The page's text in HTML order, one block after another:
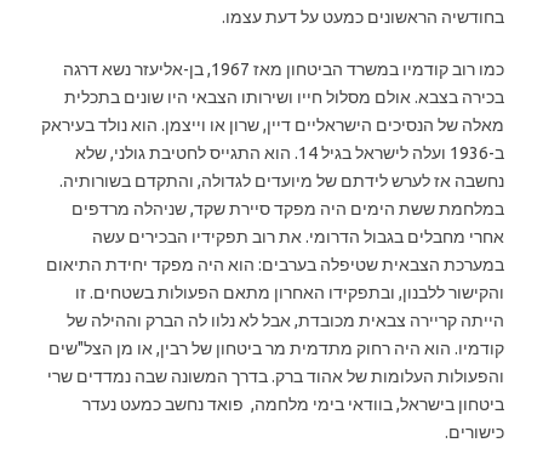
בחודשיה הראשונים כמעט על דעת עצמו.
כמו רוב קודמיו במשרד הביטחון מאז 1967, בן-אליעזר נשא דרגה
בכירה בצבא. אולם מסלול חייו ושירותו הצבאי היו שונים בתכלית
מאלה של הנסיכים הישראליים דיין, שרון או וייצמן. הוא נולד בעיראק
ב-1936 ועלה לישראל בגיל 14. הוא התגייס לחטיבת גולני, שלא
נחשבה אז לערש לידתם של מיועדים לגדולה, והתקדם בשורותיה.
במלחמת ששת הימים היה מפקד סיירת שקד, שניהלה מרדפים
אחרי מחבלים בגבול הדרומי. את רוב תפקידיו הבכירים עשה
במערכת הצבאית שטיפלה בערבים: הוא היה מפקד יחידת התיאום
והקישור ללבנון, ובתפקידו האחרון מתאם הפעולות בשטחים. זו
הייתה קריירה צבאית מכובדת, אבל לא נלוו לה הברק וההילה של
קודמיו. הוא היה רחוק מתדמית מר ביטחון של רבין, או מן הצל"שים
והפעולות העלומות של אהוד ברק. בדרך המשונה שבה נמדדים שרי
ביטחון בישראל, בוודאי בימי מלחמה, פואד נחשב כמעט נעדר
כישורים.